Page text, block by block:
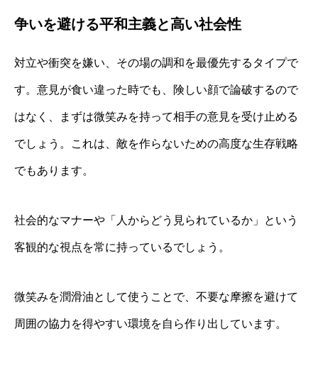
争いを避ける平和主義と高い社会性
対立や衝突を嫌い、その場の調和を最優先するタイプで
す。意見が食い違った時でも、険しい顔で論破するので
はなく、まずは微笑みを持って相手の意見を受け止める
でしょう。これは、敵を作らないための高度な生存戦略
でもあります。
社会的なマナーや「人からどう見られているか」という
客観的な視点を常に持っているでしょう。
微笑みを潤滑油として使うことで、不要な摩擦を避けて
周囲の協力を得やすい環境を自ら作り出しています。